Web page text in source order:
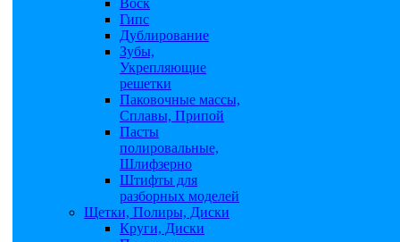
Воск
Гипс
Дублирование
Зубы,
Укрепляющие
решетки
Паковочные массы,
Сплавы, Припой
Пасты
полировальные,
Шлифзерно
Штифты для
разборных моделей
Щетки, Полиры, Диски
Круги, Диски